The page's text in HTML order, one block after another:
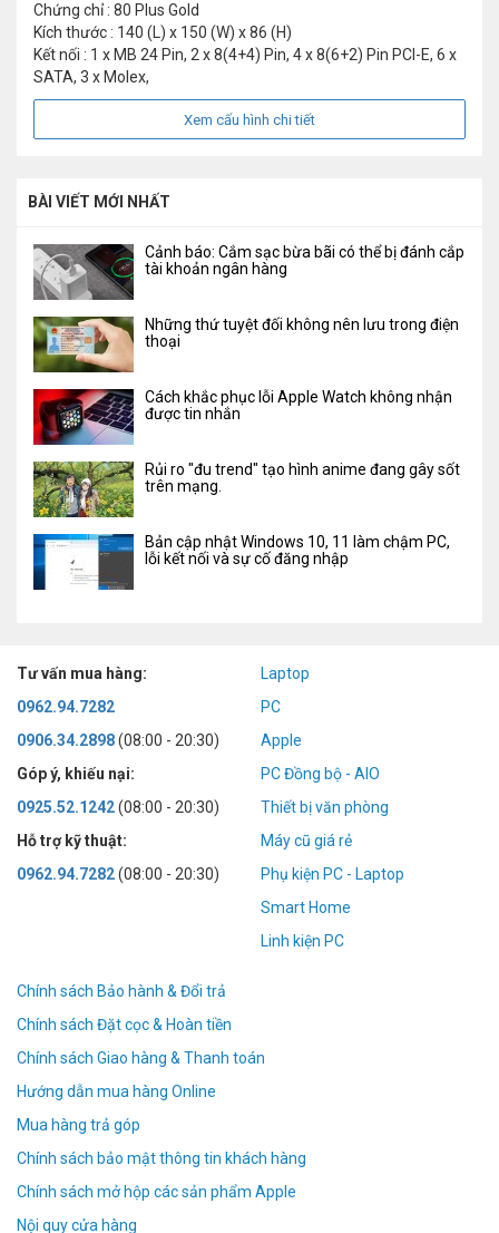
Chứng chỉ : 80 Plus Gold
Kích thước : 140 (L) x 150 (W) x 86 (H)
Kết nối : 1 x MB 24 Pin, 2 x 8(4+4) Pin, 4 x 8(6+2) Pin PCI-E, 6 x
SATA, 3 x Molex,
Xem cấu hình chi tiết
BÀI VIẾT MỚI NHẤT
Cảnh báo: Cắm sạc bừa bãi có thể bị đánh cắp
tài khoản ngân hàng
Những thứ tuyệt đối không nên lưu trong điện
thoại
Cách khắc phục lỗi Apple Watch không nhận
được tin nhắn
Rủi ro "đu trend" tạo hình anime đang gây sốt
trên mạng.
Bản cập nhật Windows 10, 11 làm chậm PC,
lỗi kết nối và sự cố đăng nhập
Tư vấn mua hàng:
0962.94.7282
0906.34.2898(08:00 - 20:30)
Góp ý, khiếu nại:
0925.52.1242(08:00 - 20:30)
Hỗ trợ kỹ thuật:
0962.94.7282(08:00 - 20:30)
Laptop
PC
Apple
PC Đồng bộ - AIO
Thiết bị văn phòng
Máy cũ giá rẻ
Phụ kiện PC - Laptop
Smart Home
Linh kiện PC
Chính sách Bảo hành & Đổi trả
Chính sách Đặt cọc & Hoàn tiền
Chính sách Giao hàng & Thanh toán
Hướng dẫn mua hàng Online
Mua hàng trả góp
Chính sách bảo mật thông tin khách hàng
Chính sách mở hộp các sản phẩm Apple
Nội quy cửa hàng